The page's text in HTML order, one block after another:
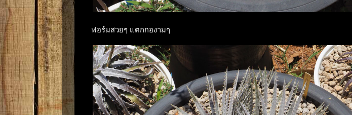
ฟอร์มสวยๆ แตกกองามๆ